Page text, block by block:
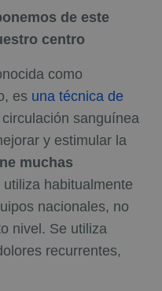
de este
centro
como
es una técnica de
sanguínea
y estimular la
muchas
habitualmente
nacionales, no
nivel. Se utiliza
recurrentes,